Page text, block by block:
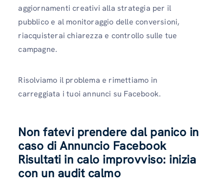
aggiornamenti creativi alla strategia per il
pubblico e al monitoraggio delle conversioni,
riacquisterai chiarezza e controllo sulle tue
campagne.
Risolviamo il problema e rimettiamo in
carreggiata i tuoi annunci su Facebook.
Non fatevi prendere dal panico in
caso di Annuncio Facebook
Risultati in calo improvviso: inizia
con un audit calmo